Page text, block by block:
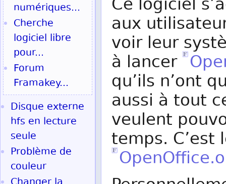
Ce logiciel
aux
voir leur
à lancer
qu’ils n’ont
aussi à tout
veulent
temps.
numériques...
Cherche
logiciel libre
pour...
Forum
Framakey...
Disque externe
hfs en lecture
seule
Problème de
couleur